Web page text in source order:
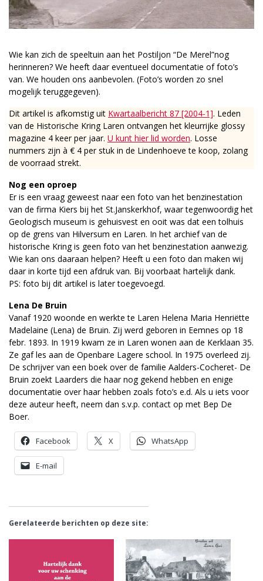
Wie kan zich de speeltuin aan het Postiljon “De Merel”nog
herinneren? We heeft daar eventueel documentatie of foto’s
van. We houden ons aanbevolen. (Foto’s worden zo snel
mogelijk teruggegeven).
Dit artikel is afkomstig uit Kwartaalbericht 87 [2004-1]. Leden
van de Historische Kring Laren ontvangen het kleurrijke glossy
magazine 4 keer per jaar. U kunt hier lid worden. Losse
nummers zijn à € 4 per stuk in de Lindenhoeve te koop, zolang
de voorraad strekt.
Nog een oproep
Er is een vraag geweest naar een foto van het benzinestation
van de firma Kiers bij het St.Janskerkhof, waar tegenwoordig het
Geologisch museum is gehuisvest en ooit was dat een tolhuis
op de grens van Hilversum en Laren. In het archief van de
historische Kring is geen foto van het benzinestation aanwezig.
Wie kan ons daaraan helpen? Heeft u een foto dan maken wij
daar in korte tijd een afdruk van. Bij voorbaat hartelijk dank.
PS: foto bij dit artikel is later toegevoegd.
Lena De Bruin
Vanaf 1920 woonde en werkte te Laren Helena Maria Henriëtte
Madelaine (Lena) de Bruin. Zij werd geboren in Eemnes op 18
febr. 1893. In 1919 kwam ze in Laren wonen aan de Kerklaan 35.
Ze gaf les aan de Openbare Lagere school. In 1975 overleed zij.
De schrijver van een boek over de familie Aalders-Cocheret- De
Bruin zoekt Laarders die haar nog gekend hebben en enige
documentatie over haar hebben zoals foto’s e.d. Als u iets voor
deze auteur heeft, neem dan s.v.p. contact op met Bep De
Boer.
Facebook X WhatsApp
E-mail
Gerelateerde berichten op deze site: